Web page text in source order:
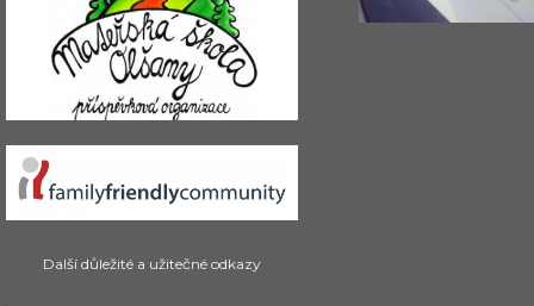
Další důležité a užitečné odkazy